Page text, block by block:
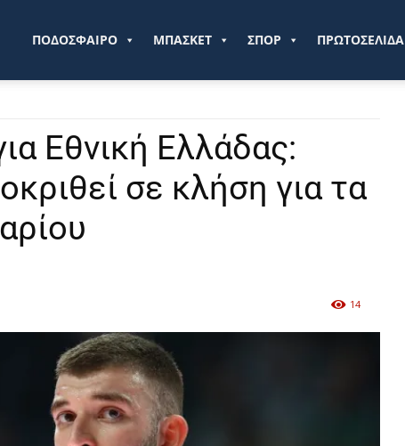
ΠΟΔΟΣΦΑΙΡΟ ΜΠΑΣΚΕΤ ΣΠΟΡ ΠΡΩΤΟΣΕΛΙΔΑ
Εθνική Ελλάδας:
σε κλήση για τα
14